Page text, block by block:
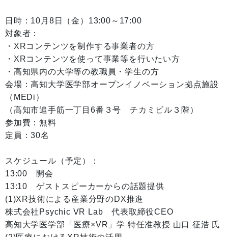
日時：10月8日（金）13:00～17:00
対象者：
・XRコンテンツを制作する事業者の方
・XRコンテンツを使って事業等を行いたい方
・高知県内の大学等の教職員・学生の方
会場：高知大学医学部オープンイノベーション拠点施設
（MEDi）
（高知市追手筋一丁目6番３号 チカミビル３階）
参加費：無料
定員：30名
スケジュール（予定）：
13:00 開会
13:10 ゲストスピーカーからの話題提供
(1)XR技術による産業分野のDX推進
株式会社Psychic VR Lab 代表取締役CEO
高知大学医学部「医療×VR」学 特任准教授 山口 征浩 氏